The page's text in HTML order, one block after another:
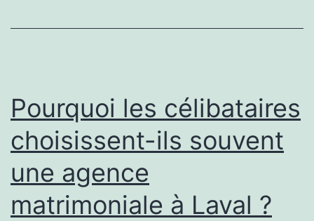
Pourquoi les célibataires
choisissent-ils souvent
une agence
matrimoniale à Laval ?